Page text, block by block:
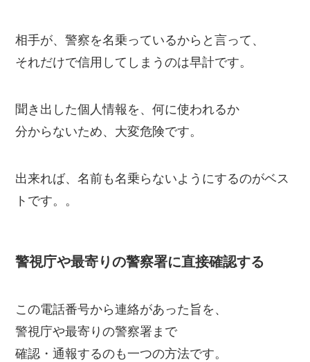
相手が、警察を名乗っているからと言って、
それだけで信用してしまうのは早計です。
聞き出した個人情報を、何に使われるか
分からないため、大変危険です。
出来れば、名前も名乗らないようにするのがベス
トです。。
警視庁や最寄りの警察署に直接確認する
この電話番号から連絡があった旨を、
警視庁や最寄りの警察署まで
確認・通報するのも一つの方法です。